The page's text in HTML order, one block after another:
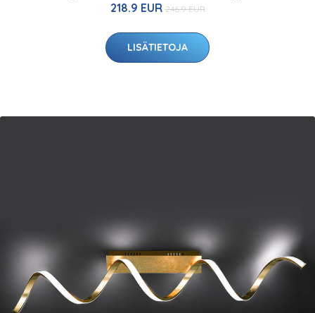
218.9 EUR 246.9 EUR
LISÄTIETOJA